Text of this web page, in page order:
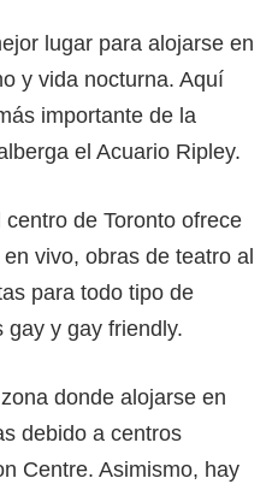
lugar para alojarse en
y vida nocturna. Aquí
importante de la
el Acuario Ripley.
de Toronto ofrece
vivo, obras de teatro al
para todo tipo de
gay y gay friendly.
donde alojarse en
debido a centros
Centre. Asimismo, hay